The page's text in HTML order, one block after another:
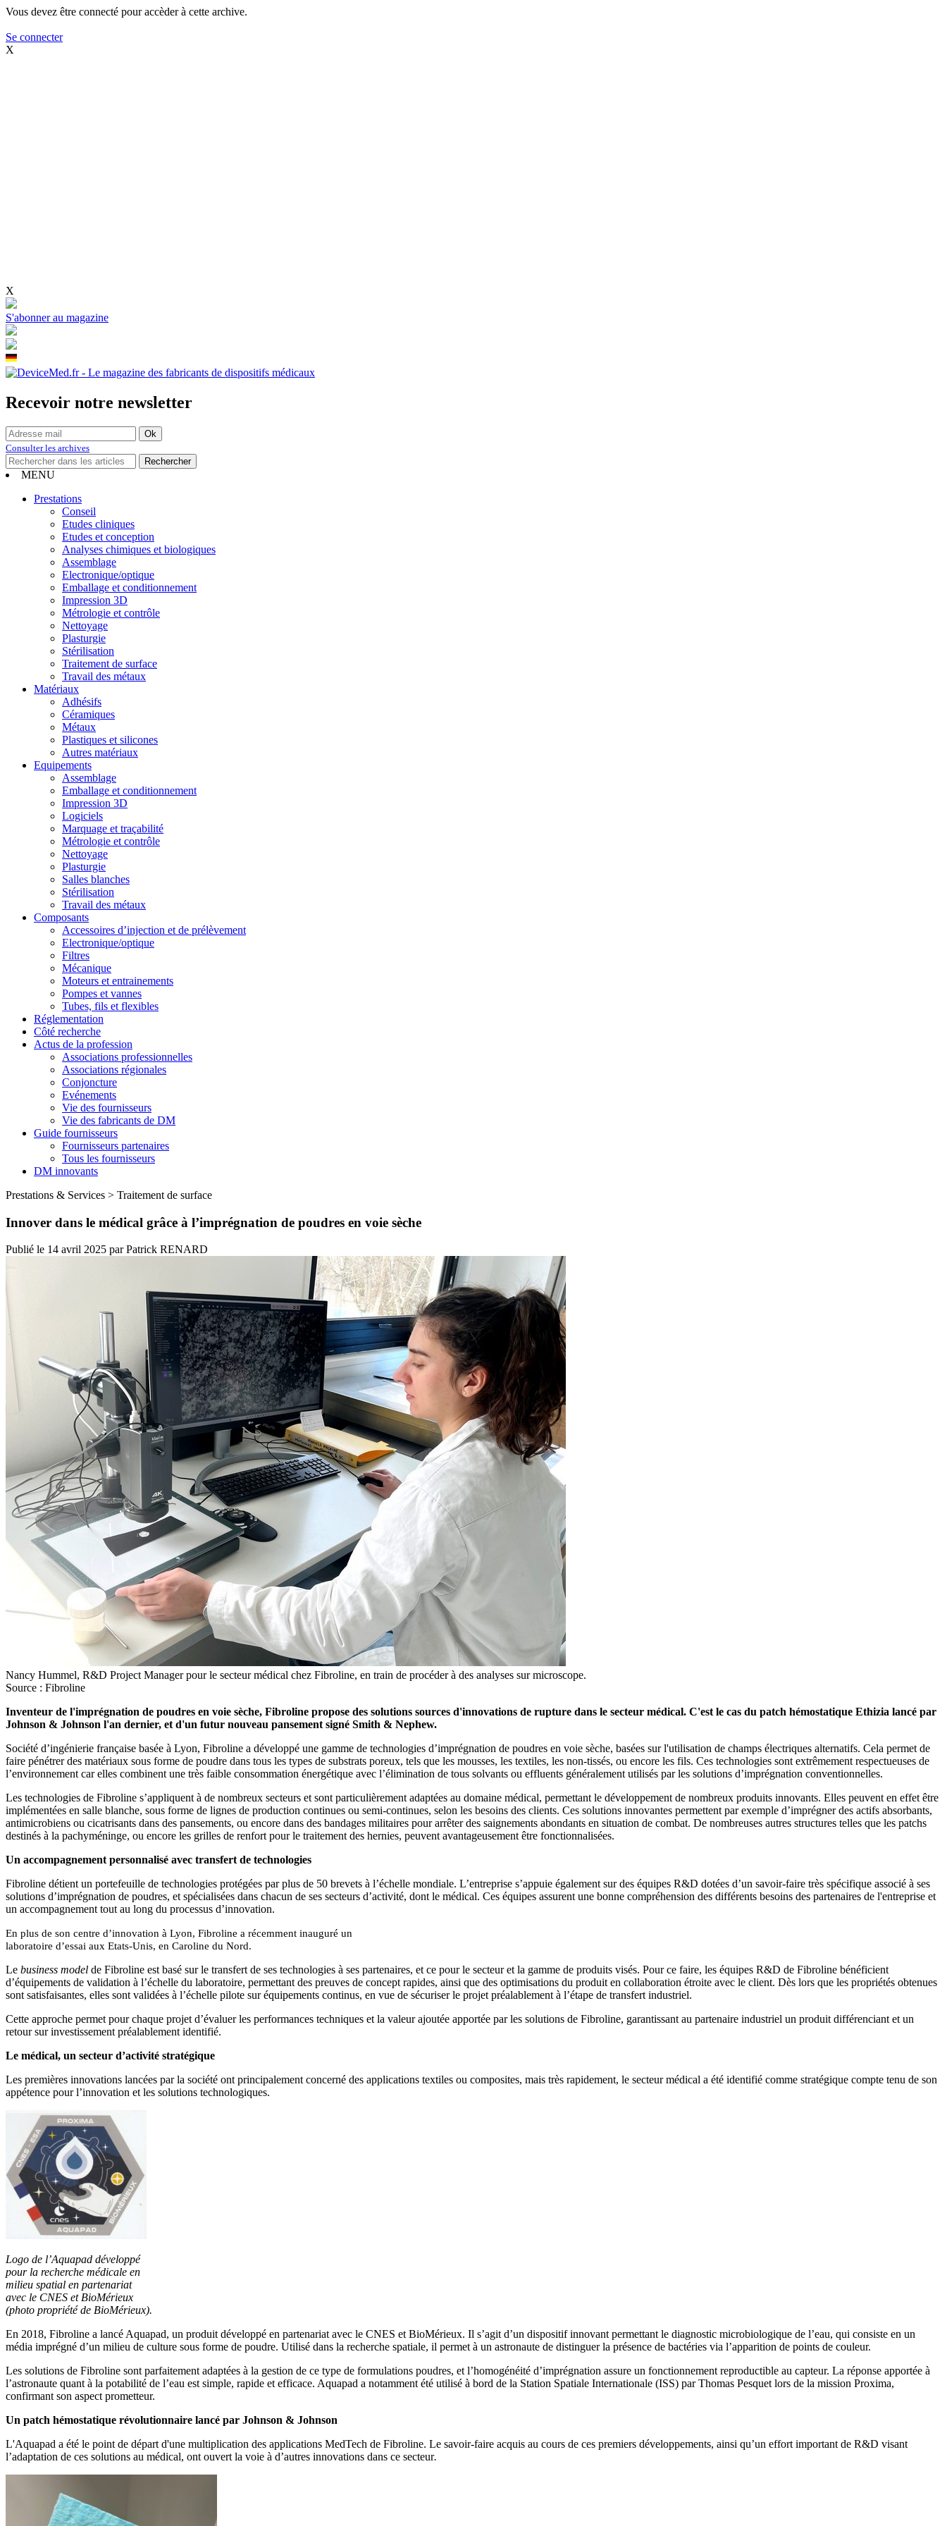
Vous devez être connecté pour accèder à cette archive.
Se connecter
X
X
S'abonner au magazine
Recevoir notre newsletter
Consulter les archives
MENU
Prestations
Conseil
Etudes cliniques
Etudes et conception
Analyses chimiques et biologiques
Assemblage
Electronique/optique
Emballage et conditionnement
Impression 3D
Métrologie et contrôle
Nettoyage
Plasturgie
Stérilisation
Traitement de surface
Travail des métaux
Matériaux
Adhésifs
Céramiques
Métaux
Plastiques et silicones
Autres matériaux
Equipements
Assemblage
Emballage et conditionnement
Impression 3D
Logiciels
Marquage et traçabilité
Métrologie et contrôle
Nettoyage
Plasturgie
Salles blanches
Stérilisation
Travail des métaux
Composants
Accessoires d’injection et de prélèvement
Electronique/optique
Filtres
Mécanique
Moteurs et entrainements
Pompes et vannes
Tubes, fils et flexibles
Réglementation
Côté recherche
Actus de la profession
Associations professionnelles
Associations régionales
Conjoncture
Evénements
Vie des fournisseurs
Vie des fabricants de DM
Guide fournisseurs
Fournisseurs partenaires
Tous les fournisseurs
DM innovants
Prestations & Services > Traitement de surface
Innover dans le médical grâce à l’imprégnation de poudres en voie sèche
Publié le 14 avril 2025 parPatrick RENARD
Nancy Hummel, R&D Project Manager pour le secteur médical chez Fibroline, en train de procéder à des analyses sur microscope.
Source : Fibroline
Inventeur de l'imprégnation de poudres en voie sèche, Fibroline propose des solutions sources d'innovations de rupture dans le secteur médical. C'est le cas du patch hémostatique Ethizia lancé par
Johnson & Johnson l'an dernier, et d'un futur nouveau pansement signé Smith & Nephew.
Société d’ingénierie française basée à Lyon, Fibroline a développé une gamme de technologies d’imprégnation de poudres en voie sèche, basées sur l'utilisation de champs électriques alternatifs. Cela permet de
faire pénétrer des matériaux sous forme de poudre dans tous les types de substrats poreux, tels que les mousses, les textiles, les non-tissés, ou encore les fils. Ces technologies sont extrêmement respectueuses de
l’environnement car elles combinent une très faible consommation énergétique avec l’élimination de tous solvants ou effluents généralement utilisés par les solutions d’imprégnation conventionnelles.
Les technologies de Fibroline s’appliquent à de nombreux secteurs et sont particulièrement adaptées au domaine médical, permettant le développement de nombreux produits innovants. Elles peuvent en effet être
implémentées en salle blanche, sous forme de lignes de production continues ou semi-continues, selon les besoins des clients. Ces solutions innovantes permettent par exemple d’imprégner des actifs absorbants,
antimicrobiens ou cicatrisants dans des pansements, ou encore dans des bandages militaires pour arrêter des saignements abondants en situation de combat. De nombreuses autres structures telles que les patchs
destinés à la pachyméninge, ou encore les grilles de renfort pour le traitement des hernies, peuvent avantageusement être fonctionnalisées.
Un accompagnement personnalisé avec transfert de technologies
Fibroline détient un portefeuille de technologies protégées par plus de 50 brevets à l’échelle mondiale. L’entreprise s’appuie également sur des équipes R&D dotées d’un savoir-faire très spécifique associé à ses
solutions d’imprégnation de poudres, et spécialisées dans chacun de ses secteurs d’activité, dont le médical. Ces équipes assurent une bonne compréhension des différents besoins des partenaires de l'entreprise et
un accompagnement tout au long du processus d’innovation.
En plus de son centre d’innovation à Lyon, Fibroline a récemment inauguré un
laboratoire d’essai aux Etats-Unis, en Caroline du Nord.
Le business model de Fibroline est basé sur le transfert de ses technologies à ses partenaires, et ce pour le secteur et la gamme de produits visés. Pour ce faire, les équipes R&D de Fibroline bénéficient
d’équipements de validation à l’échelle du laboratoire, permettant des preuves de concept rapides, ainsi que des optimisations du produit en collaboration étroite avec le client. Dès lors que les propriétés obtenues
sont satisfaisantes, elles sont validées à l’échelle pilote sur équipements continus, en vue de sécuriser le projet préalablement à l’étape de transfert industriel.
Cette approche permet pour chaque projet d’évaluer les performances techniques et la valeur ajoutée apportée par les solutions de Fibroline, garantissant au partenaire industriel un produit différenciant et un
retour sur investissement préalablement identifié.
Le médical, un secteur d’activité stratégique
Les premières innovations lancées par la société ont principalement concerné des applications textiles ou composites, mais très rapidement, le secteur médical a été identifié comme stratégique compte tenu de son
appétence pour l’innovation et les solutions technologiques.
Logo de l’Aquapad développé
pour la recherche médicale en
milieu spatial en partenariat
avec le CNES et BioMérieux
(photo propriété de BioMérieux).
En 2018, Fibroline a lancé Aquapad, un produit développé en partenariat avec le CNES et BioMérieux. Il s’agit d’un dispositif innovant permettant le diagnostic microbiologique de l’eau, qui consiste en un
média imprégné d’un milieu de culture sous forme de poudre. Utilisé dans la recherche spatiale, il permet à un astronaute de distinguer la présence de bactéries via l’apparition de points de couleur.
Les solutions de Fibroline sont parfaitement adaptées à la gestion de ce type de formulations poudres, et l’homogénéité d’imprégnation assure un fonctionnement reproductible au capteur. La réponse apportée à
l’astronaute quant à la potabilité de l’eau est simple, rapide et efficace. Aquapad a notamment été utilisé à bord de la Station Spatiale Internationale (ISS) par Thomas Pesquet lors de la mission Proxima,
confirmant son aspect prometteur.
Un patch hémostatique révolutionnaire lancé par Johnson & Johnson
L'Aquapad a été le point de départ d'une multiplication des applications MedTech de Fibroline. Le savoir-faire acquis au cours de ces premiers développements, ainsi qu’un effort important de R&D visant
l’adaptation de ces solutions au médical, ont ouvert la voie à d’autres innovations dans ce secteur.